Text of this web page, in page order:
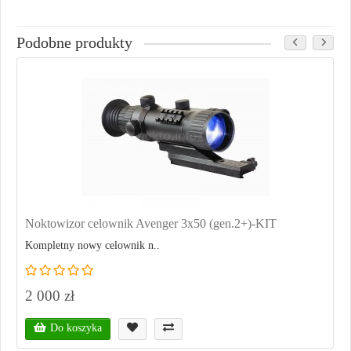
Podobne produkty
Noktowizor celownik Avenger 3x50 (gen.2+)-KIT
Kompletny nowy celownik n..
2 000 zł
Do koszyka